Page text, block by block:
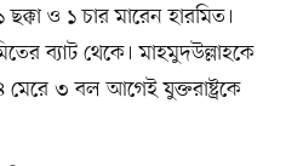
ও ১ চার মারেন হারমিত।
ব্যাট থেকে। মাহমুদউল্লাহকে
মেরে ৩ বল আগেই যুক্তরাষ্ট্রকে